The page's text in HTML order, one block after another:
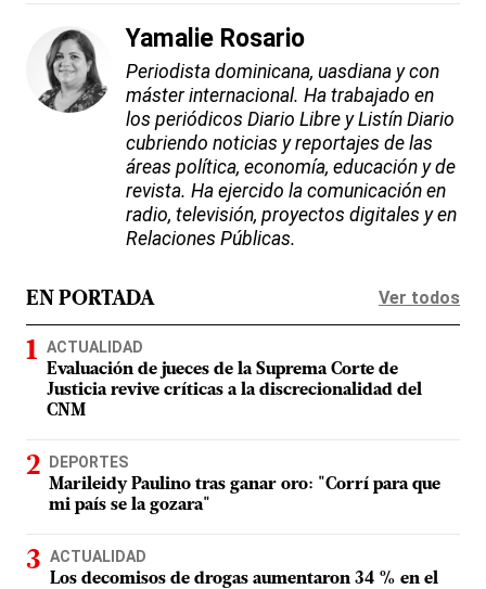
Yamalie Rosario
Periodista dominicana, uasdiana y con
máster internacional. Ha trabajado en
los periódicos Diario Libre y Listín Diario
cubriendo noticias y reportajes de las
áreas política, economía, educación y de
revista. Ha ejercido la comunicación en
radio, televisión, proyectos digitales y en
Relaciones Públicas.
EN PORTADA Ver todos
ACTUALIDAD
Evaluación de jueces de la Suprema Corte de
Justicia revive críticas a la discrecionalidad del
CNM
DEPORTES
Marileidy Paulino tras ganar oro: "Corrí para que
mi país se la gozara"
ACTUALIDAD
Los decomisos de drogas aumentaron 34 % en el